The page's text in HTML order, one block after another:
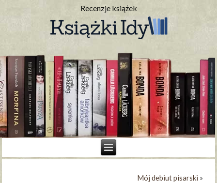
Recenzje książek
Mój debiut pisarski »